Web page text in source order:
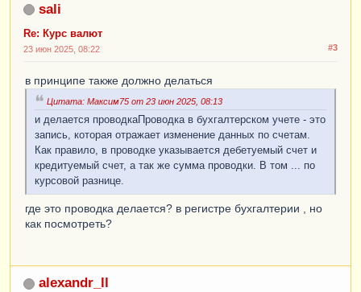
sali
Re: Курс валют
#3
23 июн 2025, 08:22
в принципе также должно делаться
Цитата: Максим75 от 23 июн 2025, 08:13
и делается проводкаПроводка в бухгалтерском учете - это
запись, которая отражает изменение данных по счетам.
Как правило, в проводке указывается дебетуемый счет и
кредитуемый счет, а так же сумма проводки. В том ... по
курсовой разнице.
где это проводка делается? в регистре бухгалтерии , но
как посмотреть?
alexandr_ll